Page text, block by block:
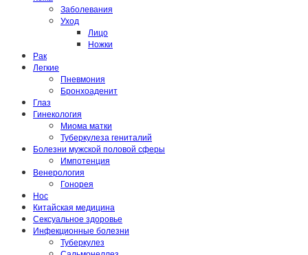
Заболевания
Уход
Лицо
Ножки
Рак
Легкие
Пневмония
Бронхоаденит
Глаз
Гинекология
Миома матки
Туберкулеза гениталий
Болезни мужской половой сферы
Импотенция
Венерология
Гонорея
Нос
Китайская медицина
Сексуальное здоровье
Инфекционные болезни
Туберкулез